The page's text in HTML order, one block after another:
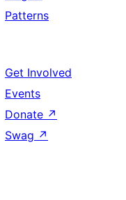
Patterns
Get Involved
Events
Donate ↗
Swag ↗